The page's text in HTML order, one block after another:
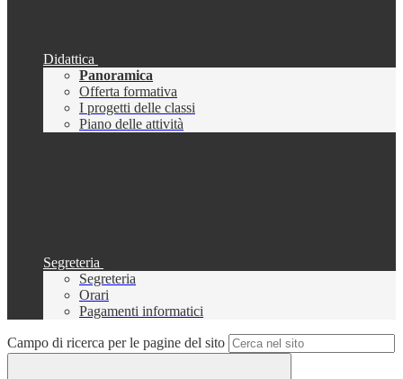
Didattica
Panoramica
Offerta formativa
I progetti delle classi
Piano delle attività
Segreteria
Segreteria
Orari
Pagamenti informatici
Campo di ricerca per le pagine del sito